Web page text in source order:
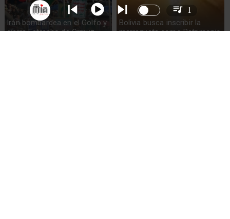
Irán bombardea en el Golfo y
cierra Estrecho de Ormuz
Bolivia busca inscribir la
marraqueta como Patrimonio
1